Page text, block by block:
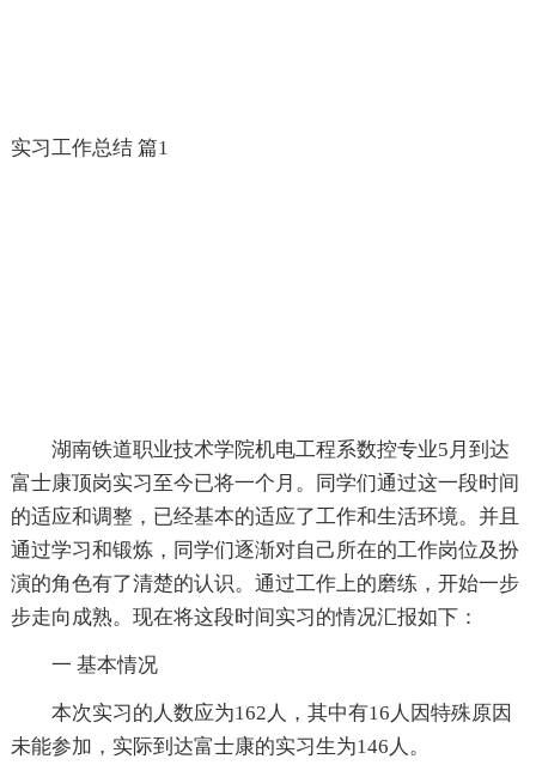
实习工作总结 篇1
湖南铁道职业技术学院机电工程系数控专业5月到达
富士康顶岗实习至今已将一个月。同学们通过这一段时间
的适应和调整，已经基本的适应了工作和生活环境。并且
通过学习和锻炼，同学们逐渐对自己所在的工作岗位及扮
演的角色有了清楚的认识。通过工作上的磨练，开始一步
步走向成熟。现在将这段时间实习的情况汇报如下：
一 基本情况
本次实习的人数应为162人，其中有16人因特殊原因
未能参加，实际到达富士康的实习生为146人。